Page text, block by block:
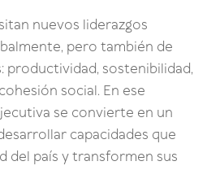
nuevos liderazgos
pero también de
productividad, sostenibilidad,
social. En ese
se convierte en un
capacidades que
del país y transformen sus